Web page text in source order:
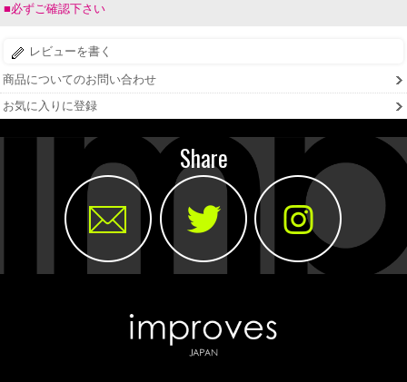
■必ずご確認下さい
レビューを書く
商品についてのお問い合わせ
お気に入りに登録
Share